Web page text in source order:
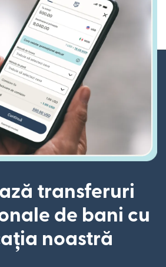
transferuri
de bani cu
noastră